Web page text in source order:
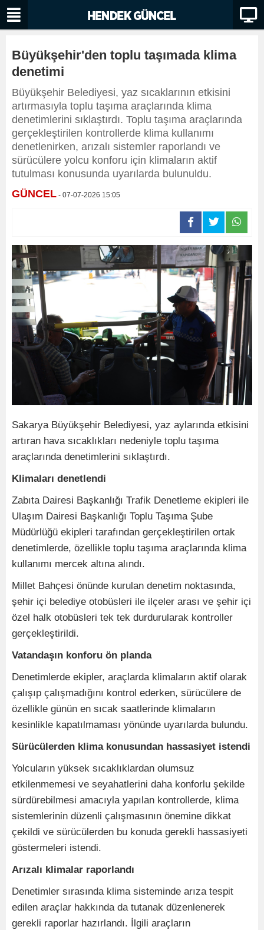
Büyükşehir'den toplu taşımada klima
denetimi
Büyükşehir Belediyesi, yaz sıcaklarının etkisini
artırmasıyla toplu taşıma araçlarında klima
denetimlerini sıklaştırdı. Toplu taşıma araçlarında
gerçekleştirilen kontrollerde klima kullanımı
denetlenirken, arızalı sistemler raporlandı ve
sürücülere yolcu konforu için klimaların aktif
tutulması konusunda uyarılarda bulunuldu.
GÜNCEL - 07-07-2026 15:05
Sakarya Büyükşehir Belediyesi, yaz aylarında etkisini
artıran hava sıcaklıkları nedeniyle toplu taşıma
araçlarında denetimlerini sıklaştırdı.
Klimaları denetlendi
Zabıta Dairesi Başkanlığı Trafik Denetleme ekipleri ile
Ulaşım Dairesi Başkanlığı Toplu Taşıma Şube
Müdürlüğü ekipleri tarafından gerçekleştirilen ortak
denetimlerde, özellikle toplu taşıma araçlarında klima
kullanımı mercek altına alındı.
Millet Bahçesi önünde kurulan denetim noktasında,
şehir içi belediye otobüsleri ile ilçeler arası ve şehir içi
özel halk otobüsleri tek tek durdurularak kontroller
gerçekleştirildi.
Vatandaşın konforu ön planda
Denetimlerde ekipler, araçlarda klimaların aktif olarak
çalışıp çalışmadığını kontrol ederken, sürücülere de
özellikle günün en sıcak saatlerinde klimaların
kesinlikle kapatılmaması yönünde uyarılarda bulundu.
Sürücülerden klima konusundan hassasiyet istendi
Yolcuların yüksek sıcaklıklardan olumsuz
etkilenmemesi ve seyahatlerini daha konforlu şekilde
sürdürebilmesi amacıyla yapılan kontrollerde, klima
sistemlerinin düzenli çalışmasının önemine dikkat
çekildi ve sürücülerden bu konuda gerekli hassasiyeti
göstermeleri istendi.
Arızalı klimalar raporlandı
Denetimler sırasında klima sisteminde arıza tespit
edilen araçlar hakkında da tutanak düzenlenerek
gerekli raporlar hazırlandı. İlgili araçların